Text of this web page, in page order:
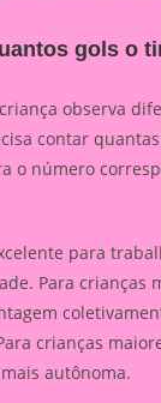
gols o
observa
contar
o número
para
Para crianças
crianças
autônoma.